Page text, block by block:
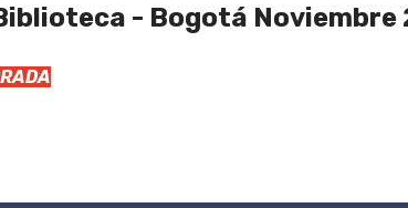
- Bogotá Noviembre